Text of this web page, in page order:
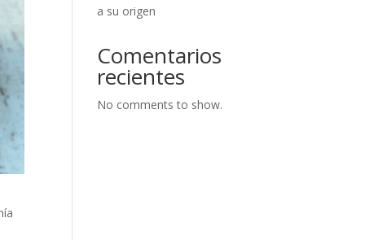
a su origen
Comentarios
recientes
No comments to show.